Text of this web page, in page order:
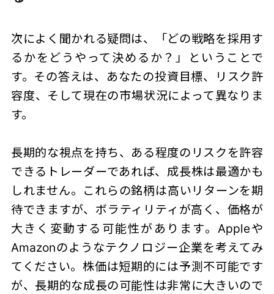
次によく聞かれる疑問は、「どの戦略を採用す
るかをどうやって決めるか？」ということで
す。その答えは、あなたの投資目標、リスク許
容度、そして現在の市場状況によって異なりま
す。
長期的な視点を持ち、ある程度のリスクを許容
できるトレーダーであれば、成長株は最適かも
しれません。これらの銘柄は高いリターンを期
待できますが、ボラティリティが高く、価格が
大きく変動する可能性があります。Appleや
Amazonのようなテクノロジー企業を考えてみ
てください。株価は短期的には予測不可能です
が、長期的な成長の可能性は非常に大きいので